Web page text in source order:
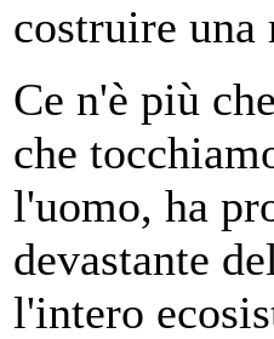
costruire una
Ce n'è più
che
l'uomo, ha
devastante
l'intero